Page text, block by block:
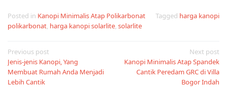
Posted in Kanopi Minimalis Atap Polikarbonat Tagged harga kanopi
polikarbonat, harga kanopi solarlite, solarlite
Post
navigation
Previous post
Jenis-jenis Kanopi, Yang
Membuat Rumah Anda Menjadi
Lebih Cantik
Next post
Kanopi Minimalis Atap Spandek
Cantik Peredam GRC di Villa
Bogor Indah